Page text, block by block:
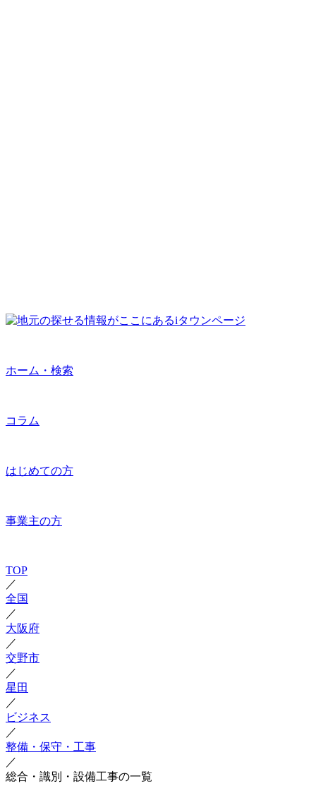
ホーム・検索
コラム
はじめての方
事業主の方
TOP
／
全国
／
大阪府
／
交野市
／
星田
／
ビジネス
／
整備・保守・工事
／
総合・識別・設備工事の一覧